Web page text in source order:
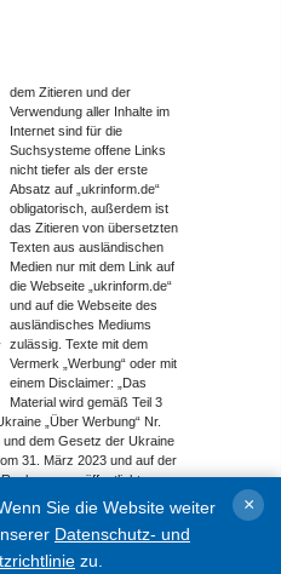
dem Zitieren und der
Verwendung aller Inhalte im
Internet sind für die
Suchsysteme offene Links
nicht tiefer als der erste
Absatz auf „ukrinform.de“
obligatorisch, außerdem ist
das Zitieren von übersetzten
Texten aus ausländischen
Medien nur mit dem Link auf
die Webseite „ukrinform.de“
und auf die Webseite des
ausländisches Mediums
zulässig. Texte mit dem
Vermerk „Werbung“ oder mit
einem Disclaimer: „Das
Material wird gemäß Teil 3
„Über Werbung“ Nr.
dem Gesetz der Ukraine
31. März 2023 und auf der
veröffentlicht.
Medien-ID R40-01421.
sind geschützt.
Sie die Website weiter
Datenschutz- und
zu.
×